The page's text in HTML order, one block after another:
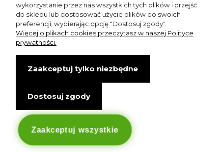
ESTERA
Otolice 68
99-400 Łowicz
Wskazówki dojazdu
NIP: 8341003819
Copyright © Estera. Wszelkie prawa zastrzeżone.
Managed byDigitalCraft Solutions
wykorzystanie przez nas wszystkich tych plików i przejść
do sklepu lub dostosować użycie plików do swoich
preferencji, wybierając opcję "Dostosuj zgody".
Więcej o plikach cookies przeczytasz w naszej Polityce
prywatności.
Zaakceptuj tylko niezbędne
Dostosuj zgody
Zaakceptuj wszystkie